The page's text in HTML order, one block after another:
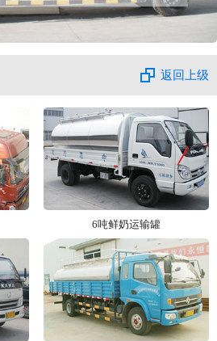
技术服务
联系我们
返回上级
6吨鲜奶运输罐